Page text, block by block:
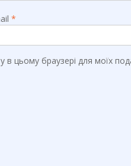
*
в цьому браузері для моїх